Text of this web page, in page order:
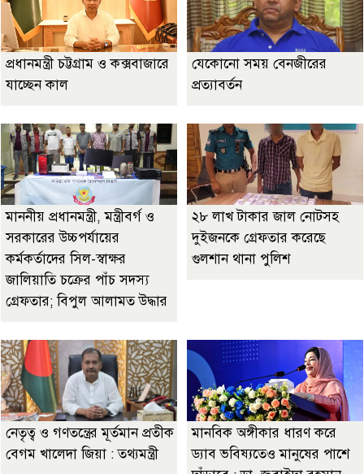
প্রধানমন্ত্রী চট্টগ্রাম ও কক্সবাজারে
যাচ্ছেন কাল
যেকোনো সময় বেনজীরের
প্রত্যাবর্তন
মাননীয় প্রধানমন্ত্রী, মন্ত্রীবর্গ ও
সরকারের উচ্চপর্যায়ের
কর্মকর্তাদের সিল-স্বাক্ষর
জালিয়াতি চক্রের পাঁচ সদস্য
গ্রেফতার; বিপুল আলামত উদ্ধার
২৮ লাখ টাকার জাল নোটসহ
দুইজনকে গ্রেফতার করেছে
গুলশান থানা পুলিশ
নেতৃত্ব ও গণতন্ত্রের মূর্তমান প্রতীক
বেগম খালেদা জিয়া : তথ্যমন্ত্রী
মানবিক অঙ্গীকার ধারণ করে
ড্যাব ভবিষ্যতেও মানুষের পাশে